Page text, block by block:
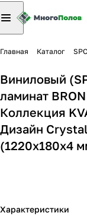
Главная Каталог
Виниловый
ламинат
Коллекция
Дизайн Crystal
(1220х180х4
Характеристики